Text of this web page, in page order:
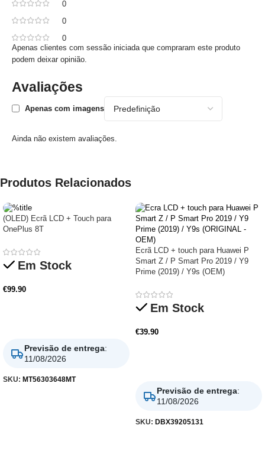
0
0
0
Avaliações
Apenas com imagens
Ainda não existem avaliações.
Apenas clientes com sessão iniciada que compraram este produto
podem deixar opinião.
Produtos Relacionados
(OLED) Ecrã LCD + Touch para
OnePlus 8T
Em Stock
€99.90
Previsão de entrega:
11/08/2026
SKU: MT56303648MT
Ecrã LCD + touch para Huawei P
Smart Z / P Smart Pro 2019 / Y9
Prime (2019) / Y9s (OEM)
Em Stock
€39.90
Previsão de entrega:
11/08/2026
SKU: DBX39205131